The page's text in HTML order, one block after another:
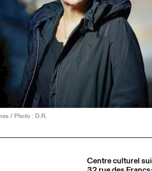
/ Photo : D.R.
Centre culturel